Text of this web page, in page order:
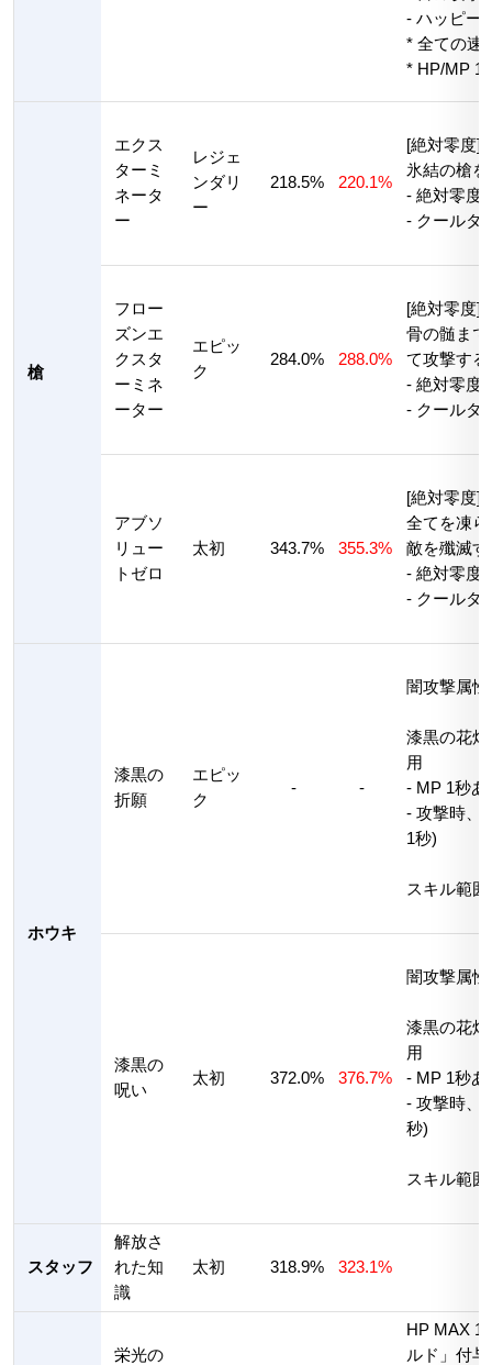
- ハッピー
* 全ての速
* HP/MP
槍
エクス
ターミ
ネータ
ー
レジェ
ンダリ
ー
218.5% 220.1%
[絶対零度]
氷結の槍
- 絶対零度
- クールタ
フロー
ズンエ
クスタ
ーミネ
ーター
エピッ
ク
284.0% 288.0%
[絶対零度]
骨の髄ま
て攻撃する
- 絶対零度
- クールタ
アブソ
リュー
トゼロ
太初 343.7% 355.3%
[絶対零度]
全てを凍
敵を殲滅す
- 絶対零度
- クールタ
ホウキ
漆黒の
折願
エピッ
ク
- -
闇攻撃属性
漆黒の花
用
- MP 1秒あ
- 攻撃時、
1秒)
スキル範
漆黒の
呪い
太初 372.0% 376.7%
闇攻撃属性
漆黒の花
用
- MP 1秒あ
- 攻撃時、
秒)
スキル範
スタッフ
解放さ
れた知
識
太初 318.9% 323.1%
栄光の
HP MAX
ルド」付与